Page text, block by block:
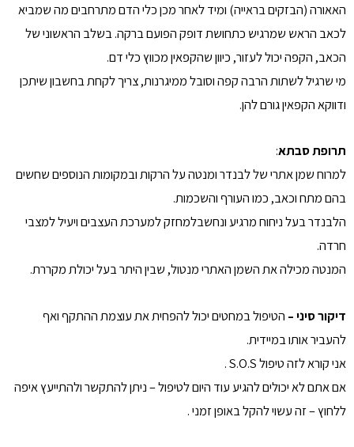
האאורה (הבזקים בראייה) ומיד לאחר מכן כלי הדם מתרחבים מה שמביא
לכאב הראש שמרגיש כתחושת דופק הפועם ברקה. בשלב הראשוני של
הכאב, הקפה יכול לעזור, כיוון שהקפאין מכווץ כלי דם.
מי שרגיל לשתות הרבה קפה וסובל ממיגרנות, צריך לקחת בחשבון שיתכן
ודווקא הקפאין גורם להן.
תרופת סבתא:
למרוח שמן אתרי של לבנדר ומנטה על הרקות ובמקומות הנוספים שחשים
בהם מתח וכאב, כמו העורף והשכמות.
הלבנדר בעל ניחוח מרגיע ונחשבלמחזק למערכת העצבים ויעיל למצבי
חרדה.
המנטה מכילה את השמן האתרי מנטול, שבין היתר בעל יכולת מקררת.
דיקור סיני – הטיפול במחטים יכול להפחית את עוצמת ההתקף ואף
להעביר אותו במיידית.
אני קורא לזה טיפול S.O.S .
אם אתם לא יכולים להגיע עוד היום לטיפול – ניתן להתקשר ולהתייעץ איפה
ללחוץ – זה עשוי להקל באופן זמני .